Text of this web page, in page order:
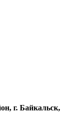
г. Байкальск,